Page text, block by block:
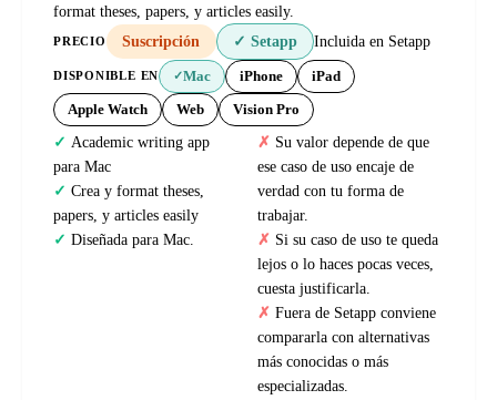
format theses, papers, y articles easily.
PRECIO Suscripción ✓ Setapp Incluida en Setapp
DISPONIBLE EN ✓Mac iPhone iPad
Apple Watch Web Vision Pro
Academic writing app
para Mac
Crea y format theses,
papers, y articles easily
Diseñada para Mac.
Su valor depende de que
ese caso de uso encaje de
verdad con tu forma de
trabajar.
Si su caso de uso te queda
lejos o lo haces pocas veces,
cuesta justificarla.
Fuera de Setapp conviene
compararla con alternativas
más conocidas o más
especializadas.